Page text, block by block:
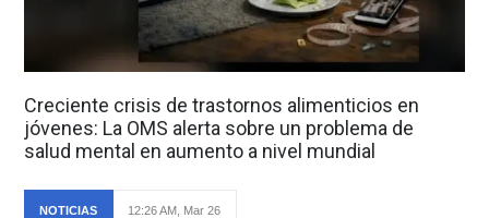
Creciente crisis de trastornos alimenticios en
jóvenes: La OMS alerta sobre un problema de
salud mental en aumento a nivel mundial
NOTICIAS 12:26 AM, Mar 26